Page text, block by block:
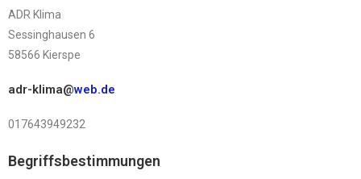
ADR Klima
Sessinghausen 6
58566 Kierspe
adr-klima@web.de
017643949232
Begriffsbestimmungen